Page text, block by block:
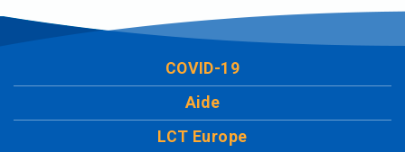
COVID-19
Aide
LCT Europe